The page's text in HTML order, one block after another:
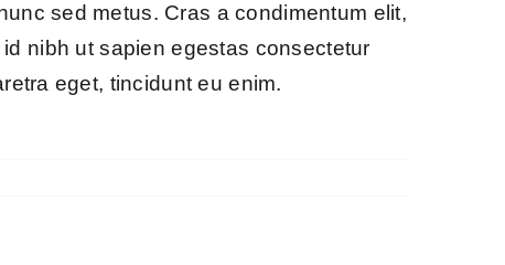
sed metus. Cras a condimentum elit,
nibh ut sapien egestas consectetur
eget, tincidunt eu enim.